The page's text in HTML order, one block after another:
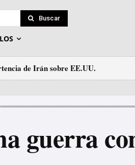
Buscar
de Irán sobre EE.UU.
el tráfico de personas
guerra